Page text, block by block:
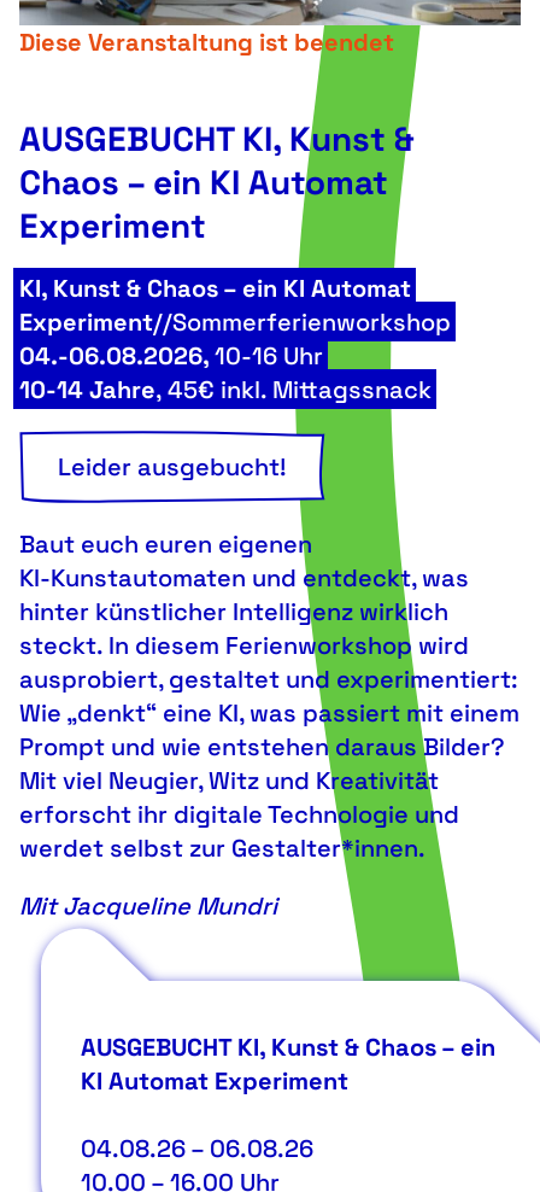
Diese Veranstaltung ist beendet
AUSGEBUCHT KI, Kunst &
Chaos – ein KI Automat
Experiment
KI, Kunst & Chaos – ein KI Automat
Experiment//Sommerferienworkshop
04.-06.08.2026,10-16 Uhr
10-14 Jahre,45€ inkl. Mittagssnack
Leider ausgebucht!
Baut euch euren eigenen
KI‑Kunstautomaten und entdeckt, was
hinter künstlicher Intelligenz wirklich
steckt. In diesem Ferienworkshop wird
ausprobiert, gestaltet und experimentiert:
Wie „denkt“ eine KI, was passiert mit einem
Prompt und wie entstehen daraus Bilder?
Mit viel Neugier, Witz und Kreativität
erforscht ihr digitale Technologie und
werdet selbst zur Gestalter*innen.
Mit Jacqueline Mundri
AUSGEBUCHT KI, Kunst & Chaos – ein
KI Automat Experiment
04.08.26– 06.08.26
10.00 –16.00 Uhr